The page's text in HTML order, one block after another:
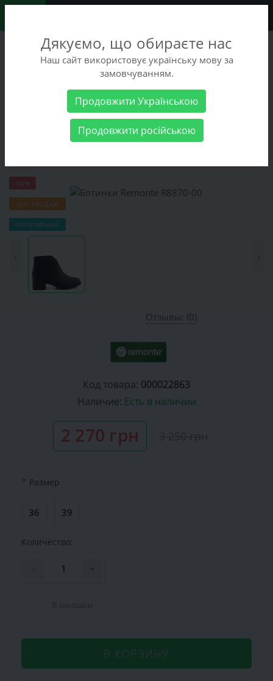
+38 (068) 486-90-09
+38 (093) 486-90-09
Женские товары Женская обувь Ботинки Remonte R8870-00
Ботинки Remonte R8870-00
ХИТ ПРОДАЖ
ПОПУЛЯРНЫЙ
Отзывы: (0)
Код товара: 000022863
Наличие: Есть в наличии
2 270 грн
* Размер
36 39
Количество:
- +
В КОРЗИНУ
Дякуємо, що обираєте нас
Наш сайт використовує українську мову за
замовчуванням.
Продовжити Українською
Продовжити російською